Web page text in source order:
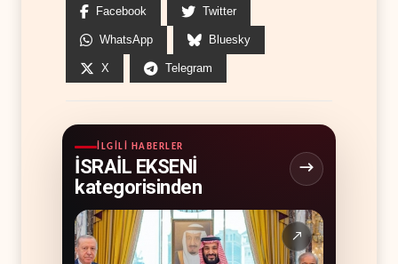
Facebook Twitter
WhatsApp Bluesky
X Telegram
İLGILI HABERLER
İSRAİL EKSENİ
kategorisinden
↗